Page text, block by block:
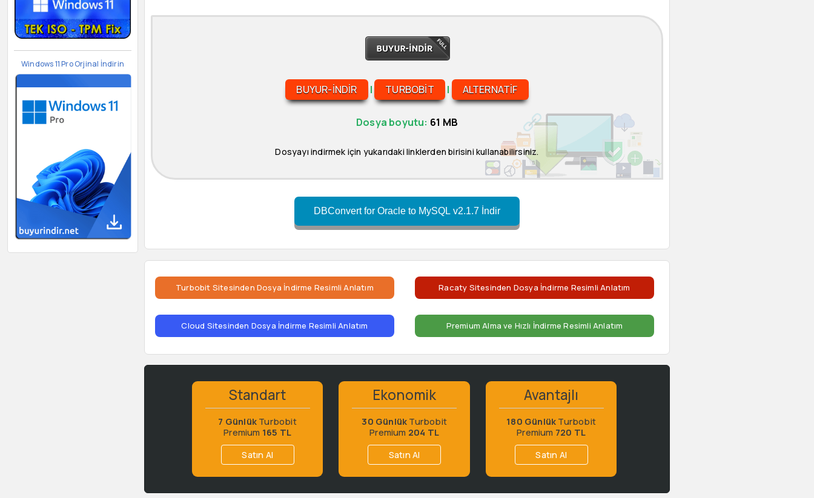
Windows 11 Pro Orjinal İndirin
BUYUR-INDIR | TURBOBIT | ALTERNATIF
Dosya boyutu: 61 MB
Dosyayı indirmek için yukarıdaki linklerden birisini kullanabilirsiniz.
DBConvert for Oracle to MySQL v2.1.7 İndir
Turbobit Sitesinden Dosya İndirme Resimli Anlatım Racaty Sitesinden Dosya İndirme Resimli Anlatım
Cloud Sitesinden Dosya İndirme Resimli Anlatım Premium Alma ve Hızlı İndirme Resimli Anlatım
Standart
7 Günlük Turbobit
Premium 165 TL
Satın Al
Ekonomik
30 Günlük Turbobit
Premium 204 TL
Satın Al
Avantajlı
180 Günlük Turbobit
Premium 720 TL
Satın Al